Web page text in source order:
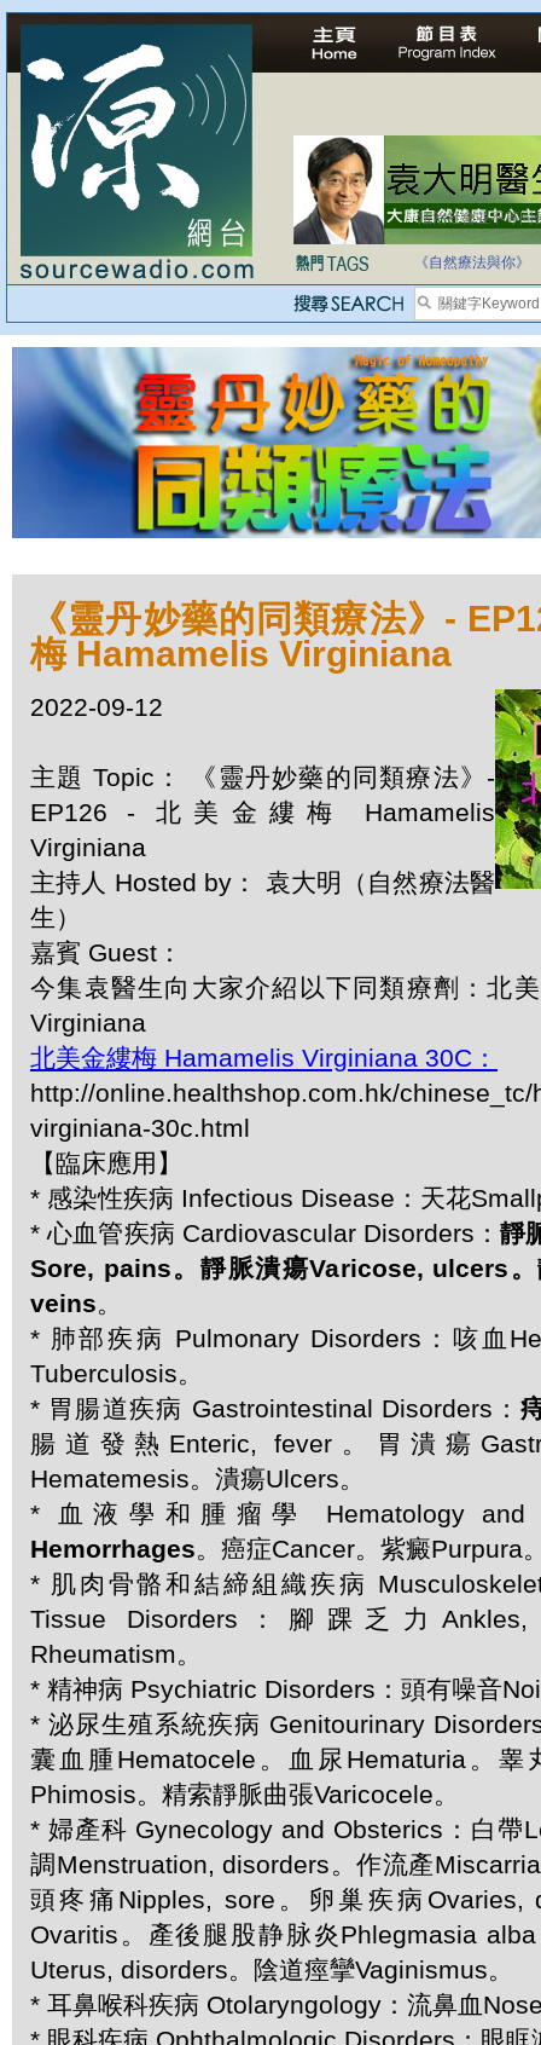
自家教育合法化-
《自然療法與你》
《靈丹妙藥的同類療法》-
梅 Hamamelis Virginiana
2022-09-12
主題 Topic： 《靈丹妙藥的同類療法》-
EP126 - 北美金縷梅 Hamamelis
Virginiana
主持人 Hosted by： 袁大明（自然療法醫
生）
嘉賓 Guest：
今集袁醫生向大家介紹以下同類療劑：北
Virginiana
北美金縷梅 Hamamelis Virginiana 30C：
http://online.healthshop.com.hk/chinese_tc/
virginiana-30c.html
【臨床應用】
* 感染性疾病 Infectious Disease：天花
* 心血管疾病 Cardiovascular Disorders：靜
Sore, pains。靜脈潰瘍Varicose, ulcers
veins。
* 肺部疾病 Pulmonary Disorders：咳血
Tuberculosis。
* 胃腸道疾病 Gastrointestinal Disorders：
腸道發熱Enteric, fever。胃潰瘍
Hematemesis。潰瘍Ulcers。
* 血液學和腫瘤學 Hematology and
Hemorrhages。癌症Cancer。紫癜Purpura
* 肌肉骨骼和結締組織疾病
Tissue Disorders：腳踝乏力
Rheumatism。
* 精神病 Psychiatric Disorders：頭有噪音
* 泌尿生殖系統疾病 Genitourinary
囊血腫Hematocele。血尿Hematuria。睾
Phimosis。精索靜脈曲張Varicocele。
* 婦產科 Gynecology and Obsterics：白帶
調Menstruation, disorders。作流產
頭疼痛Nipples, sore。卵巢疾病Ovaries,
Ovaritis。產後腿股静脉炎Phlegmasia
Uterus, disorders。陰道痙攣Vaginismus。
* 耳鼻喉科疾病 Otolaryngology：流鼻血